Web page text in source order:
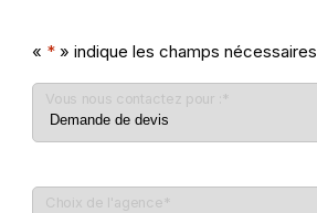
« * » indique les champs nécessaires
Vous nous contactez pour : *
Choix de l'agence *